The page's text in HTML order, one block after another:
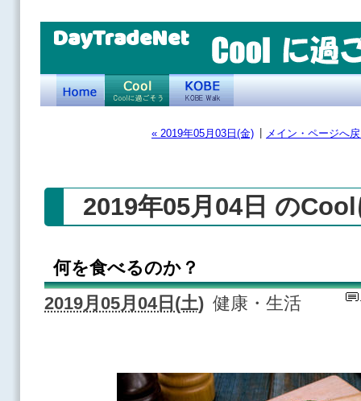
DayTradeNet
« 2019年05月03日(金) メイン・ページへ
2019年05月04日 の
何を食べるのか？
2019月05月04日(土) 健康・生活